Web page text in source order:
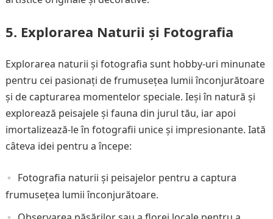
5. Explorarea Naturii și Fotografia
Explorarea naturii și fotografia sunt hobby-uri minunate
pentru cei pasionați de frumusețea lumii înconjurătoare
și de capturarea momentelor speciale. Ieși în natură și
explorează peisajele și fauna din jurul tău, iar apoi
imortalizează-le în fotografii unice și impresionante. Iată
câteva idei pentru a începe:
Fotografia naturii și peisajelor pentru a captura
frumusețea lumii înconjurătoare.